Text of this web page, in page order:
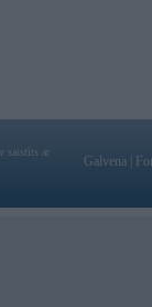
saistīts ar
Galvena